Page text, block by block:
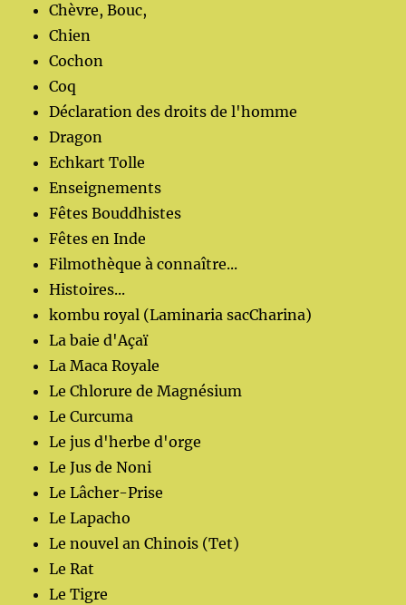
Chèvre, Bouc,
Chien
Cochon
Coq
Déclaration des droits de l'homme
Dragon
Echkart Tolle
Enseignements
Fêtes Bouddhistes
Fêtes en Inde
Filmothèque à connaître...
Histoires...
kombu royal (Laminaria sacCharina)
La baie d'Açaï
La Maca Royale
Le Chlorure de Magnésium
Le Curcuma
Le jus d'herbe d'orge
Le Jus de Noni
Le Lâcher-Prise
Le Lapacho
Le nouvel an Chinois (Tet)
Le Rat
Le Tigre